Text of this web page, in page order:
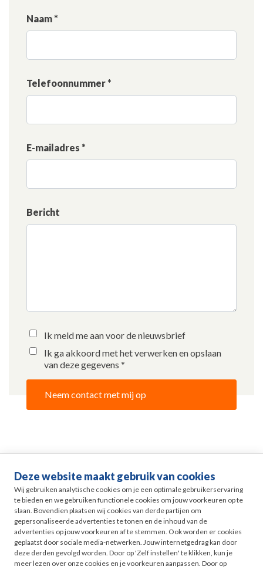
Deze website maakt gebruik van cookies
Wij gebruiken analytische cookies om je een optimale gebruikerservaring
te bieden en we gebruiken functionele cookies om jouw voorkeuren op te
slaan. Bovendien plaatsen wij cookies van derde partijen om
gepersonaliseerde advertenties te tonen en de inhoud van de
advertenties op jouw voorkeuren af te stemmen. Ook worden er cookies
geplaatst door sociale media-netwerken. Jouw internetgedrag kan door
deze derden gevolgd worden. Door op 'Zelf instellen' te klikken, kun je
meer lezen over onze cookies en je voorkeuren aanpassen. Door op
Naam *
Telefoonnummer *
E-mailadres *
Bericht
Ik meld me aan voor de nieuwsbrief
Ik ga akkoord met het verwerken en opslaan
van deze gegevens *
Neem contact met mij op
Life events
Pensioen in Zicht
HR